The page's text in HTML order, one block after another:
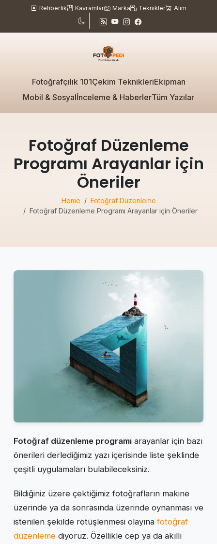
Rehberlik Kavramlar Marka Teknikler Alım
Fotoğrafçılık 101Çekim TeknikleriEkipman
Mobil & Sosyalİnceleme & HaberlerTüm Yazılar
Fotoğraf Düzenleme
Programı Arayanlar için
Öneriler
Home
Fotoğraf Düzenleme
Fotoğraf Düzenleme Programı Arayanlar için Öneriler
Fotoğraf düzenleme programı arayanlar için bazı
önerileri derlediğimiz yazı içerisinde liste şeklinde
çeşitli uygulamaları bulabileceksiniz.
Bildiğiniz üzere çektiğimiz fotoğrafların makine
üzerinde ya da sonrasında üzerinde oynanması ve
istenilen şekilde rötüşlenmesi olayınafotoğraf
düzenleme diyoruz. Özellikle cep ya da akıllı